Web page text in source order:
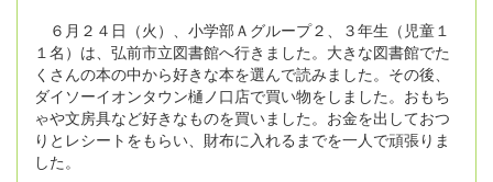
６月２４日（火）、小学部Ａグループ２、３年生（児童１
１名）は、弘前市立図書館へ行きました。大きな図書館でた
くさんの本の中から好きな本を選んで読みました。その後、
ダイソーイオンタウン樋ノ口店で買い物をしました。おもち
ゃや文房具など好きなものを買いました。お金を出しておつ
りとレシートをもらい、財布に入れるまでを一人で頑張りま
した。